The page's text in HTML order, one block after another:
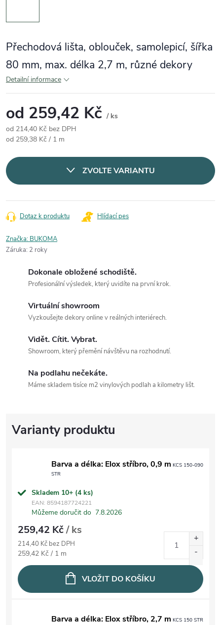
Přechodová lišta, oblouček, samolepicí, šířka
80 mm, max. délka 2,7 m, různé dekory
Detailní informace
od 259,42 Kč / ks
od 214,40 Kč bez DPH
Měrná cena:
od 259,38 Kč / 1 m
ZVOLTE VARIANTU
Dotaz k produktu Hlídací pes
Značka: BUKOMA
Záruka: 2 roky
Dokonale obložené schodiště.
Profesionální výsledek, který uvidíte na první krok.
Virtuální showroom
Vyzkoušejte dekory online v reálných interiérech.
Vidět. Cítit. Vybrat.
Showroom, který přemění návštěvu na rozhodnutí.
Na podlahu nečekáte.
Máme skladem tisíce m2 vinylových podlah a kilometry lišt.
Barva a délka: Elox stříbro, 0,9 m KCS 150-090
STR
Skladem 10+ (4 ks)
EAN: 8594187724221
Můžeme doručit do 7.8.2026
259,42 Kč/ ks
214,40 Kč bez DPH
Měrná cena:
259,42 Kč / 1 m
VLOŽIT DO KOŠÍKU
Barva a délka: Elox stříbro, 2,7 m KCS 150 STR